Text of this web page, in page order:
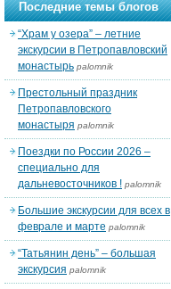
Последние темы блогов
“Храм у озера” – летние
экскурсии в Петропавловский
монастырь palomnik
Престольный праздник
Петропавловского
монастыря palomnik
Поездки по России 2026 –
специально для
дальневосточников ! palomnik
Большие экскурсии для всех в
феврале и марте palomnik
“Татьянин день” – большая
экскурсия palomnik